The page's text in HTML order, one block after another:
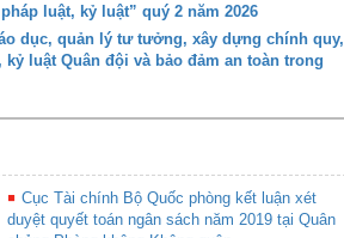
luật, kỷ luật” quý 2 năm 2026
dục, quản lý tư tưởng, xây dựng chính quy,
luật Quân đội và bảo đảm an toàn trong
Cục Tài chính Bộ Quốc phòng kết luận xét
duyệt quyết toán ngân sách năm 2019 tại Quân